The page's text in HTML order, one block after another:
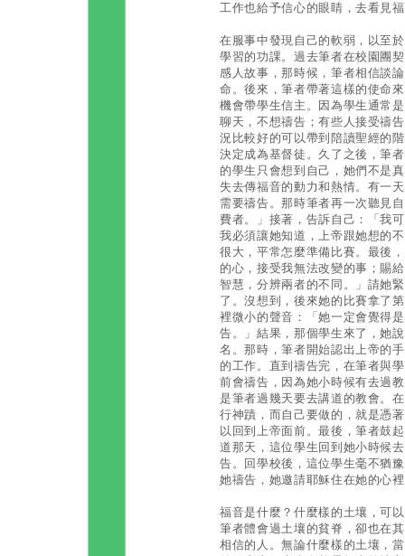
工作也給予信心的眼睛，去看見
在服事中發現自己的軟弱，以至
學習的功課。過去筆者在校園團
感人故事，那時候，筆者相信談
命。後來，筆者帶著這樣的使命
機會帶學生信主。因為學生通常
聊天，不想禱告；有些人接受禱
況比較好的可以帶到陪讀聖經的
決定成為基督徒。久了之後，筆
的學生只會想到自己，她們不是
失去傳福音的動力和熱情。有一
需要禱告。那時筆者再一次聽見
費者。」接著，告訴自己：「我
我必須讓她知道，上帝跟她想的
很大，平常怎麼準備比賽。最後
的心，接受我無法改變的事；賜
智慧，分辨兩者的不同。」請她
了。沒想到，後來她的比賽拿了
裡微小的聲音：「她一定會覺得
告。」結果，那個學生來了，她
名。那時，筆者開始認出上帝的
的工作。直到禱告完，在筆者與
前會禱告，因為她小時候有去過
是筆者過幾天要去講道的教會。
行神蹟，而自己要做的，就是憑
以回到上帝面前。最後，筆者鼓
道那天，這位學生回到她小時候
告。回學校後，這位學生毫不猶
她禱告，她邀請耶穌住在她的心
福音是什麼？什麼樣的土壤，可
筆者體會過土壤的貧脊，卻也在
相信的人。無論什麼樣的土壤，